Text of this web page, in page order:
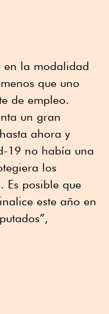
en la modalidad
que uno
de empleo.
un gran
ahora y
19 no había una
los
Es posible que
este año en